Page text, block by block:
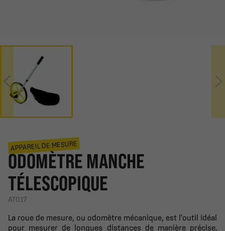
APPAREIL DE MESURE
ODOMÈTRE MANCHE
TÉLESCOPIQUE
AT017
La roue de mesure, ou odomètre mécanique, est l'outil idéal
pour mesurer de longues distances de manière précise.